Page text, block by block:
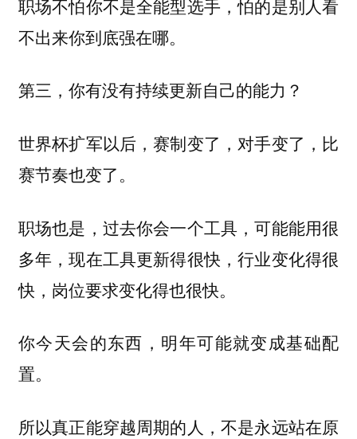
职场不怕你不是全能型选手，怕的是别人看
不出来你到底强在哪。
第三，你有没有持续更新自己的能力？
世界杯扩军以后，赛制变了，对手变了，比
赛节奏也变了。
职场也是，过去你会一个工具，可能能用很
多年，现在工具更新得很快，行业变化得很
快，岗位要求变化得也很快。
你今天会的东西，明年可能就变成基础配
置。
所以真正能穿越周期的人，不是永远站在原